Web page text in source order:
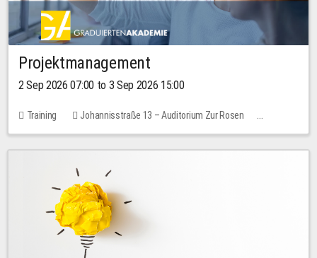
Projektmanagement
2 Sep 2026 07:00 to 3 Sep 2026 15:00
Training
Johannisstraße 13 – Auditorium Zur Rosen
No free places
30.00 EUR